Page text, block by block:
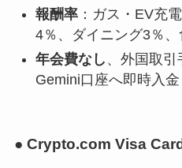
報酬率：ガス・EV充
4％、ダイニング3％、
年会費なし 、外国取
Gemini口座へ即時入金
● Crypto.com Visa Card